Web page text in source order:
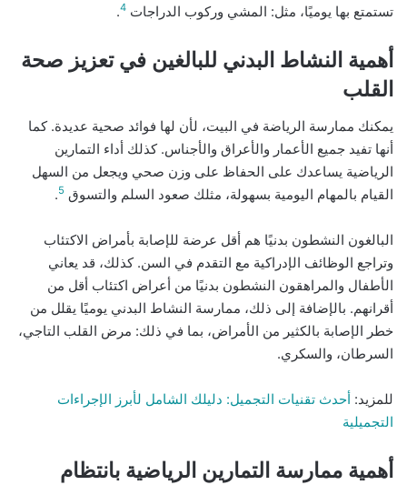
تستمتع بها يوميًا، مثل: المشي وركوب الدراجات 4
.
أهمية النشاط البدني للبالغين في تعزيز صحة
القلب
يمكنك ممارسة الرياضة في البيت، لأن لها فوائد صحية عديدة. كما
أنها تفيد جميع الأعمار والأعراق والأجناس. كذلك أداء التمارين
الرياضية يساعدك على الحفاظ على وزن صحي ويجعل من السهل
القيام بالمهام اليومية بسهولة، مثلك صعود السلم والتسوق 5
.
البالغون النشطون بدنيًا هم أقل عرضة للإصابة بأمراض الاكتئاب
وتراجع الوظائف الإدراكية مع التقدم في السن. كذلك، قد يعاني
الأطفال والمراهقون النشطون بدنيًا من أعراض اكتئاب أقل من
أقرانهم. بالإضافة إلى ذلك، ممارسة النشاط البدني يوميًا يقلل من
خطر الإصابة بالكثير من الأمراض، بما في ذلك: مرض القلب التاجي،
السرطان، والسكري.
للمزيد: أحدث تقنيات التجميل: دليلك الشامل لأبرز الإجراءات
التجميلية
أهمية ممارسة التمارين الرياضية بانتظام